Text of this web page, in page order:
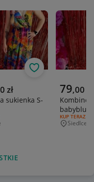
zł
sukienka S-
Obserwuj
Aktualna
79,00
babyblue
RODZAJ
KUP TERAZ
Siedlce